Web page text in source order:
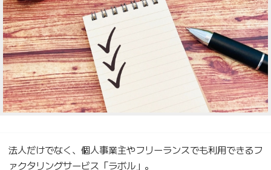
法人だけでなく、個人事業主やフリーランスでも利用できるフ
ァクタリングサービス「ラボル」。